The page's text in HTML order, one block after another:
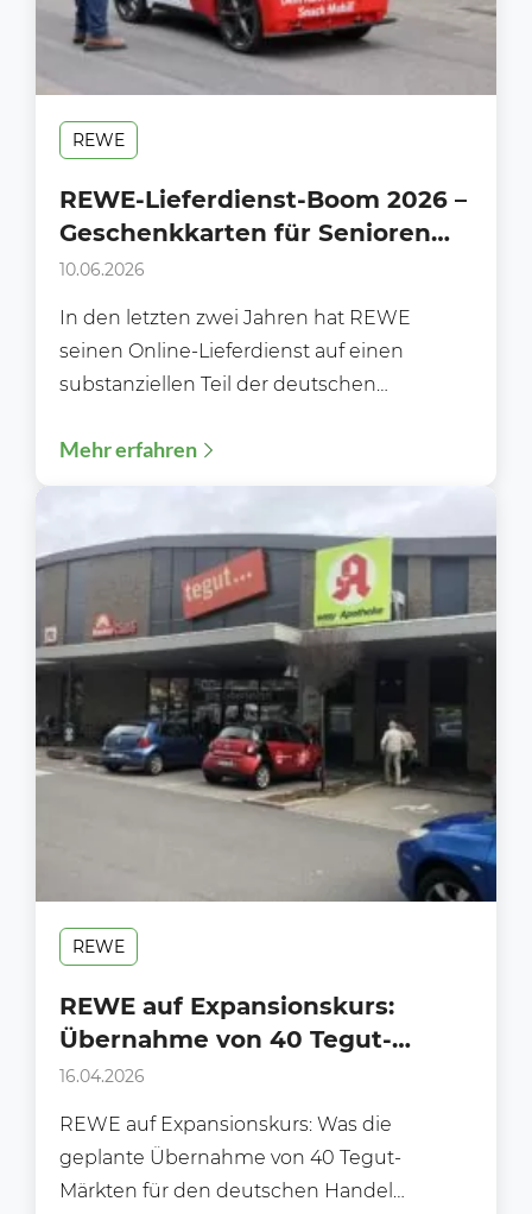
REWE
REWE-Lieferdienst-Boom 2026 –
Geschenkkarten für Senioren
der vergessene
10.06.2026
In den letzten zwei Jahren hat REWE
seinen Online-Lieferdienst auf einen
substanziellen Teil der deutschen
Nutzung...
Mehr erfahren
REWE
REWE auf Expansionskurs:
Übernahme von 40 Tegut-
Märkten steht an!
16.04.2026
REWE auf Expansionskurs: Was die
geplante Übernahme von 40 Tegut-
Märkten für den deutschen Handel